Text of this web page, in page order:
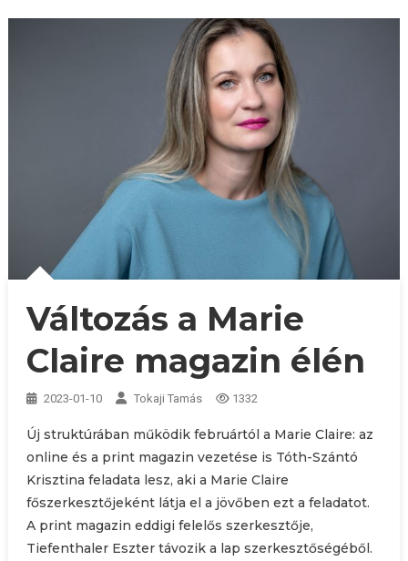
Változás a Marie
Claire magazin élén
2023-01-10 Tokaji Tamás 1332
Új struktúrában működik februártól a Marie Claire: az
online és a print magazin vezetése is Tóth-Szántó
Krisztina feladata lesz, aki a Marie Claire
főszerkesztőjeként látja el a jövőben ezt a feladatot.
A print magazin eddigi felelős szerkesztője,
Tiefenthaler Eszter távozik a lap szerkesztőségéből.